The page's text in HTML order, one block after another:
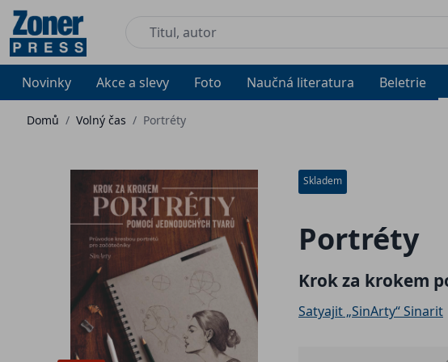
Novinky Akce a slevy Foto Naučná literatura Beletrie
Domů / Volný čas / Portréty
Skladem
Portréty
Krok za krokem
Satyajit „SinArty“ Sinarit